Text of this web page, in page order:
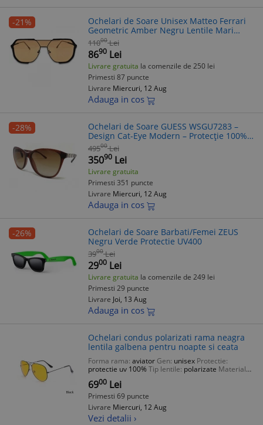
-21%
Ochelari de Soare Unisex Matteo Ferrari
Geometric Amber Negru Lentile Mari
Retro
11000 Lei
8690 Lei
Livrare gratuita la comenzile de 250 lei
Primesti 87 puncte
Livrare Miercuri, 12 Aug
Adauga in cos
-28%
Ochelari de Soare GUESS WSGU7283 –
Design Cat-Eye Modern – Protecție 100%
UV
49500 Lei
35090 Lei
Livrare gratuita
Primesti 351 puncte
Livrare Miercuri, 12 Aug
Adauga in cos
-26%
Ochelari de Soare Barbati/Femei ZEUS
Negru Verde Protectie UV400
3900 Lei
2900 Lei
Livrare gratuita la comenzile de 249 lei
Primesti 29 puncte
Livrare Joi, 13 Aug
Adauga in cos
Ochelari condus polarizati rama neagra
lentila galbena pentru noapte si ceata
Forma rama: aviator Gen: unisex Protectie:
protectie uv 100%Tip lentile: polarizate Material
rama:
6900 Lei
Primesti 69 puncte
Livrare Miercuri, 12 Aug
Vezi detalii ›